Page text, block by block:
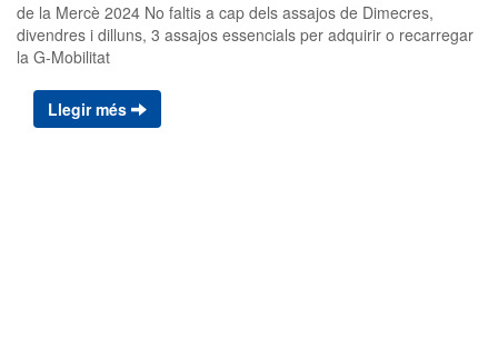
de la Mercè 2024 No faltis a cap dels assajos de Dimecres,
divendres i dilluns, 3 assajos essencials per adquirir o recarregar
la G-Mobilitat
Llegir més